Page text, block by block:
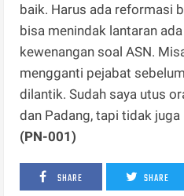
baik. Harus ada reformasi
bisa menindak lantaran
kewenangan soal ASN.
mengganti pejabat
dilantik. Sudah saya utus
dan Padang, tapi tidak juga
(PN-001)
SHARE SHARE